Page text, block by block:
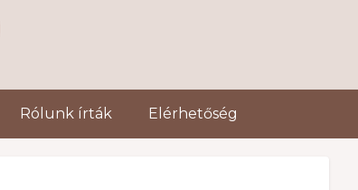
Rólunk írták Elérhetőség